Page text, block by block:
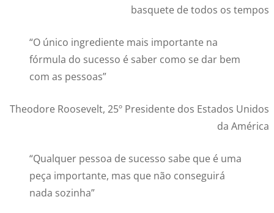
basquete de todos os tempos
“O único ingrediente mais importante na
fórmula do sucesso é saber como se dar bem
com as pessoas”
Theodore Roosevelt, 25º Presidente dos Estados Unidos
da América
“Qualquer pessoa de sucesso sabe que é uma
peça importante, mas que não conseguirá
nada sozinha”